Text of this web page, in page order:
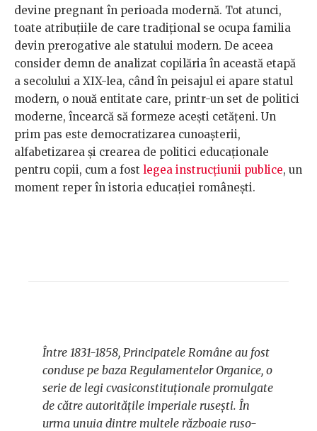
devine pregnant în perioada modernă. Tot atunci,
toate atribuțiile de care tradițional se ocupa familia
devin prerogative ale statului modern. De aceea
consider demn de analizat copilăria în această etapă
a secolului a XIX-lea, când în peisajul ei apare statul
modern, o nouă entitate care, printr-un set de politici
moderne, încearcă să formeze acești cetățeni. Un
prim pas este democratizarea cunoașterii,
alfabetizarea și crearea de politici educaționale
pentru copii, cum a fost legea instrucțiunii publice, un
moment reper în istoria educației românești.
Între 1831-1858, Principatele Române au fost
conduse pe baza Regulamentelor Organice, o
serie de legi cvasiconstituționale promulgate
de către autoritățile imperiale rusești. În
urma unuia dintre multele războaie ruso-